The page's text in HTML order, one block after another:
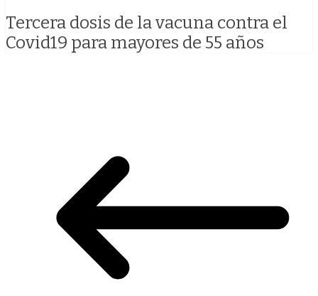
Tercera dosis de la vacuna contra el
Covid19 para mayores de 55 años